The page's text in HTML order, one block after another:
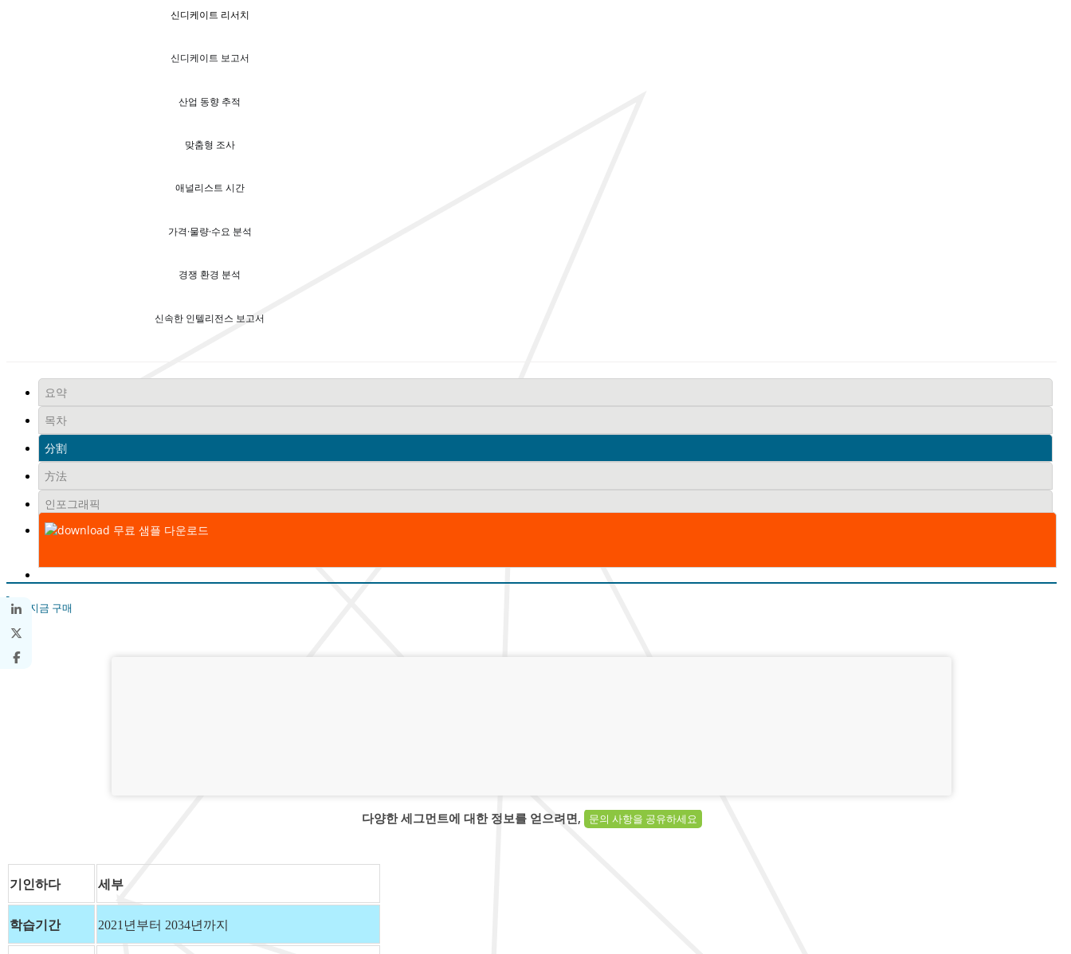
신디케이트 리서치
신디케이트 보고서
산업 동향 추적
맞춤형 조사
애널리스트 시간
가격·물량·수요 분석
경쟁 환경 분석
신속한 인텔리전스 보고서
요약
목차
分割
方法
인포그래픽
무료 샘플 다운로드
지금 구매
다양한 세그먼트에 대한 정보를 얻으려면, 문의 사항을 공유하세요
기인하다 세부
학습기간 2021년부터 2034년까지